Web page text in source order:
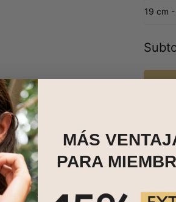
19 cm
nuestra Pulsera de Cuero Negro
trenzada de cuero que se ajusta con
MÁS
PARA